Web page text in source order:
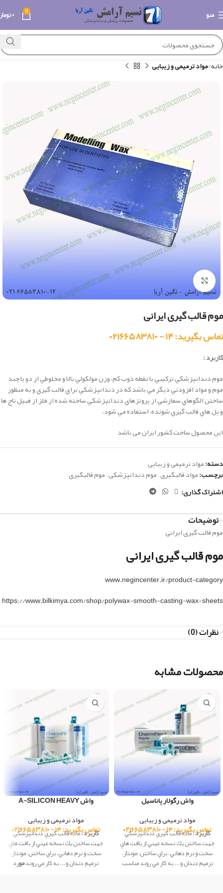
منو 0 ۰
خانه مواد ترمیمی و زیبایی
بزرگنمایی تصویر
موم قالب گیری ایرانی
تماس بگیرید: ۱۴ - ۰۲۱۶۶۵۸۳۸۱۰
کاربرد :
موم دندانپزشكي تركيبي با نقطه ذوب كم، وزن مولكولي بالا و مخلوطي از دو يا چند
موم و مواد افزودني ديگر مي باشد كه در دندانپزشكي براي قالب گيري و به منظور
ساختن الگوهاي سفارشي از پروتزهاي دندانپزشكي ساخته شده از فلز از قبيل تاج ها
و پل هاي قالب گيري شونده، استفاده مي شود.
این محصول ساخت کشور ایران می باشد
دسته:مواد ترمیمی و زیبایی
برچسب:مواد قالبگیری,موم دندانپزشکی,موم قالبگیری
اشتراک گذاری:
توضیحات
موم قالب گیری ایرانی
موم قالب گیری ایرانی
www.negincenter.ir/product-category
https://www.bilkimya.com/shop/polywax-smooth-casting-wax-sheets
نظرات (0)
محصولات مشابه
واش رگولار پاناسیل
مواد ترمیمی و زیبایی
تماس بگیرید: ۱۴ - ۰۲۱۶۶۵۸۳۸۱۰
کاربرد :ماده قالب گيري دندانپزشكي
جهت ساختن يك نسخه عيني از بافت هاي
سخت و نرم دهاني، براي ساختن، مونتاژ،
ترميم دندان و... به كار مي روند مناسب
واش A-SILICON HEAVY
مواد ترمیمی و زیبایی
تماس بگیرید: ۱۴ - ۰۲۱۶۶۵۸۳۸۱۰
کاربرد :ماده قالب گيري دندانپزشكي
جهت ساختن يك نسخه عيني از بافت هاي
سخت و نرم دهاني، براي ساختن، مونتاژ،
ترميم دندان و... به كار مي روندمورد